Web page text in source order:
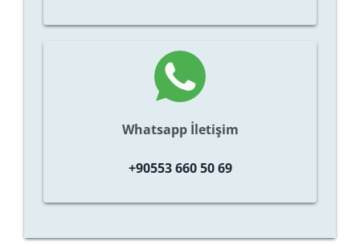
Whatsapp İletişim
+90553 660 50 69